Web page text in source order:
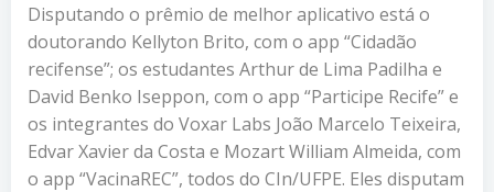
Disputando o prêmio de melhor aplicativo está o
doutorando Kellyton Brito, com o app “Cidadão
recifense”; os estudantes Arthur de Lima Padilha e
David Benko Iseppon, com o app “Participe Recife” e
os integrantes do Voxar Labs João Marcelo Teixeira,
Edvar Xavier da Costa e Mozart William Almeida, com
o app “VacinaREC”, todos do CIn/UFPE. Eles disputam